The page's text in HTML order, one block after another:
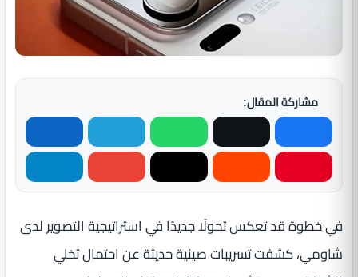
مشاركة المقال:
في خطوة قد تعكس تحولًا جديدًا في استراتيجية التصوير لدى
شاومي، كشفت تسريبات صينية حديثة عن احتمال تخلي